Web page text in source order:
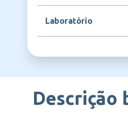
imunoglobulina humana
Prevenção da doença
nascido
Complicações
Laboratório
Descrição